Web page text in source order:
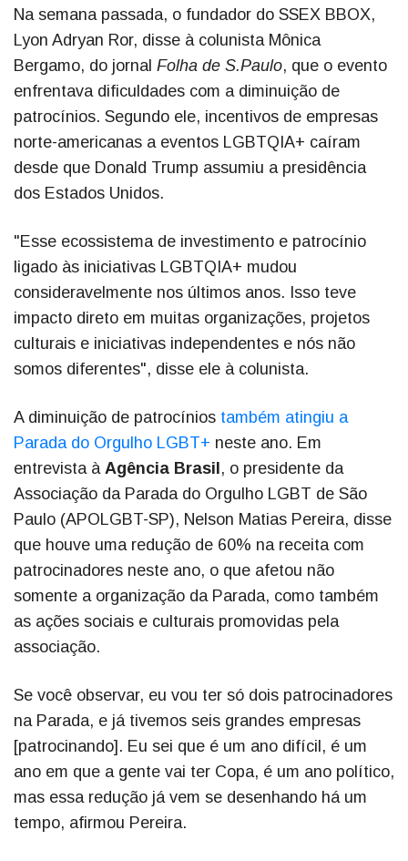
Na semana passada, o fundador do SSEX BBOX,
Lyon Adryan Ror, disse à colunista Mônica
Bergamo, do jornal Folha de S.Paulo, que o evento
enfrentava dificuldades com a diminuição de
patrocínios. Segundo ele, incentivos de empresas
norte-americanas a eventos LGBTQIA+ caíram
desde que Donald Trump assumiu a presidência
dos Estados Unidos.
"Esse ecossistema de investimento e patrocínio
ligado às iniciativas LGBTQIA+ mudou
consideravelmente nos últimos anos. Isso teve
impacto direto em muitas organizações, projetos
culturais e iniciativas independentes e nós não
somos diferentes", disse ele à colunista.
A diminuição de patrocínios também atingiu a
Parada do Orgulho LGBT+ neste ano. Em
entrevista à Agência Brasil , o presidente da
Associação da Parada do Orgulho LGBT de São
Paulo (APOLGBT-SP), Nelson Matias Pereira, disse
que houve uma redução de 60% na receita com
patrocinadores neste ano, o que afetou não
somente a organização da Parada, como também
as ações sociais e culturais promovidas pela
associação.
Se você observar, eu vou ter só dois patrocinadores
na Parada, e já tivemos seis grandes empresas
[patrocinando]. Eu sei que é um ano difícil, é um
ano em que a gente vai ter Copa, é um ano político,
mas essa redução já vem se desenhando há um
tempo, afirmou Pereira.